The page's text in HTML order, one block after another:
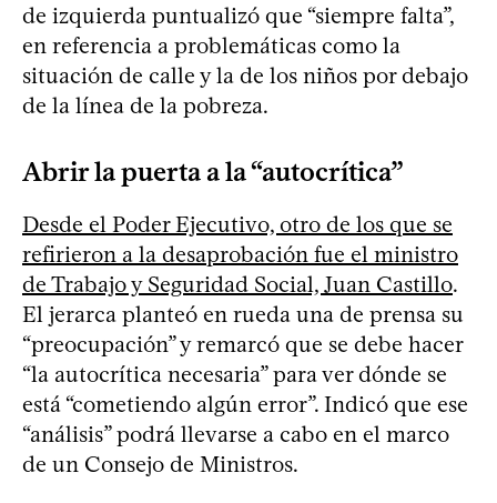
de izquierda puntualizó que “siempre falta”,
en referencia a problemáticas como la
situación de calle y la de los niños por debajo
de la línea de la pobreza.
Abrir la puerta a la “autocrítica”
Desde el Poder Ejecutivo, otro de los que se
refirieron a la desaprobación fue el ministro
de Trabajo y Seguridad Social, Juan Castillo.
El jerarca planteó en rueda una de prensa su
“preocupación” y remarcó que se debe hacer
“la autocrítica necesaria” para ver dónde se
está “cometiendo algún error”. Indicó que ese
“análisis” podrá llevarse a cabo en el marco
de un Consejo de Ministros.